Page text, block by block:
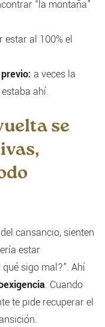
“la montaña”
estar al 100% el
a veces la
ahí.
se
cansancio, sienten
estar
sigo mal?”. Ahí
. Cuando
te pide recuperar el